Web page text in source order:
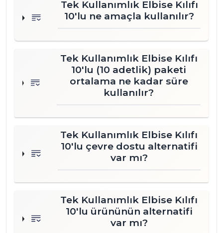
Tek Kullanımlık Elbise Kılıfı
10'lu ne amaçla kullanılır?
Tek Kullanımlık Elbise Kılıfı
10'lu (10 adetlik) paketi
ortalama ne kadar süre
kullanılır?
Tek Kullanımlık Elbise Kılıfı
10'lu çevre dostu alternatifi
var mı?
Tek Kullanımlık Elbise Kılıfı
10'lu ürününün alternatifi
var mı?